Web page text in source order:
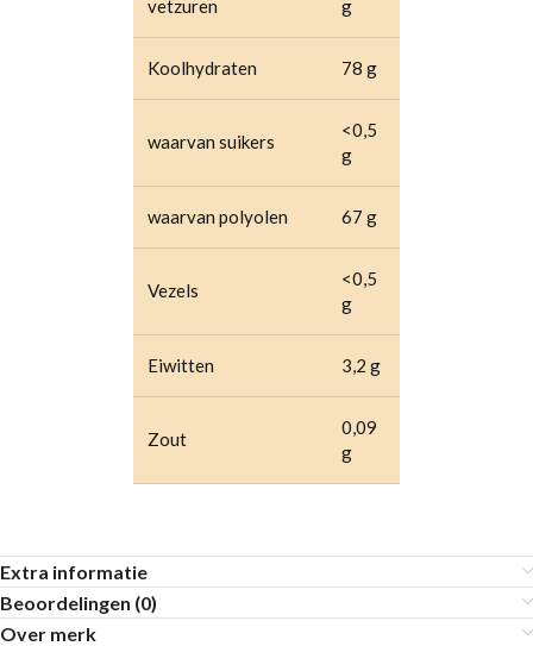
vetzuren
g
Koolhydraten 78 g
waarvan suikers
<0,5
g
waarvan polyolen 67 g
Vezels
<0,5
g
Eiwitten 3,2 g
Zout
0,09
g
Extra informatie
Beoordelingen (0)
Over merk